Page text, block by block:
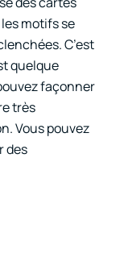
motifs se
C’est
quelque
façonner
très
Vous pouvez
des